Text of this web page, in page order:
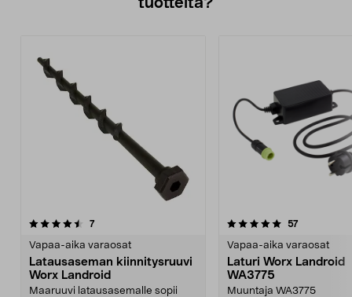
tuotteita?
7arvostelut
Vapaa-aika varaosat
Latausaseman kiinnitysruuvi
Worx Landroid
Maaruuvi latausasemalle sopii
5.0viidestä
57arvostelut
Vapaa-aika varaosat
Laturi Worx Landroid
WA3775
Muuntaja WA3775